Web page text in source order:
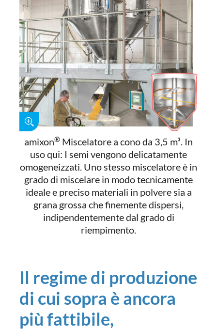
amixon® Miscelatore a cono da 3,5 m³. In
uso qui: I semi vengono delicatamente
omogeneizzati. Uno stesso miscelatore è in
grado di miscelare in modo tecnicamente
ideale e preciso materiali in polvere sia a
grana grossa che finemente dispersi,
indipendentemente dal grado di
riempimento.
Il regime di produzione
di cui sopra è ancora
più fattibile,